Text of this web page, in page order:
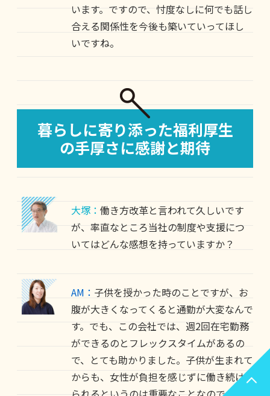
います。ですので、忖度なしに何でも話し
合える関係性を今後も築いていってほし
いですね。
暮らしに寄り添った福利厚生
の手厚さに感謝と期待
大塚： 働き方改革と言われて久しいです
が、率直なところ当社の制度や支援につ
いてはどんな感想を持っていますか？
AM： 子供を授かった時のことですが、お
腹が大きくなってくると通勤が大変なんで
す。でも、この会社では、週2回在宅勤務
ができるのとフレックスタイムがあるの
で、とても助かりました。子供が生まれて
からも、女性が負担を感じずに働き続け